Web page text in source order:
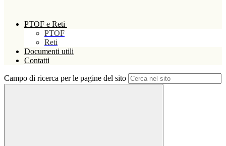
PTOF e Reti
PTOF
Reti
Documenti utili
Contatti
Campo di ricerca per le pagine del sito